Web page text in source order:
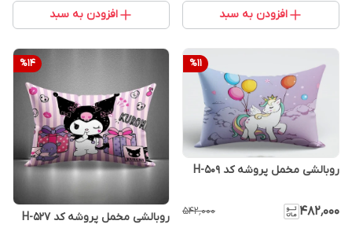
افزودن به سبد افزودن به سبد
%11
روبالشی مخمل پروشه کد H-509
۴۸۲٬۰۰۰ ۵۴۲٬۰۰۰
%14
روبالشی مخمل پروشه کد H-527